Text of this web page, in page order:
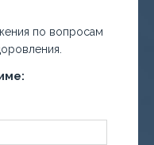
по вопросам